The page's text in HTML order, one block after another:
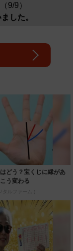
9/9）
した。
どう？宝くじに縁があ
う変わる
ルファーム )